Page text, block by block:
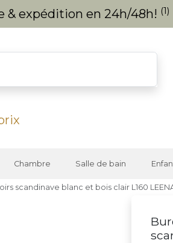
& expédition en 24h/48h! (1)
Chambre Salle de bain
scandinave blanc et bois clair L160